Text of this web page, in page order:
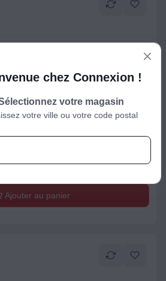
Ajouter au panier
chez Connexion !
votre magasin
votre ville ou votre code postal